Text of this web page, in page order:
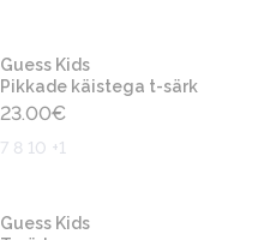
Guess Kids
Pikkade käistega t-särk
23.00€
7 8 10 +1
Guess Kids